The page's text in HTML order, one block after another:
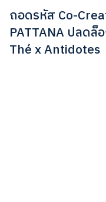
ถอดรหัส Co-
PATTANA ปลดล็
Thé x Antidotes